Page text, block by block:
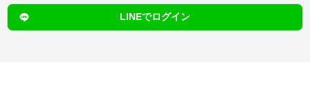
LINEでログイン